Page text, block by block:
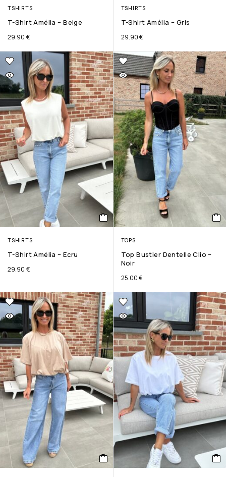
TSHIRTS
T-Shirt Amélia – Beige
29.90 €
TSHIRTS
T-Shirt Amélia – Gris
29.90€
TSHIRTS
T-Shirt Amélia – Ecru
29.90 €
TOPS
Top Bustier Dentelle Clio –
Noir
25.00€